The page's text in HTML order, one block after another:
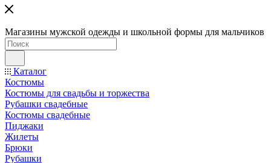
Магазины мужской одежды и школьной формы для мальчиков
Каталог
Костюмы
Костюмы для свадьбы и торжества
Рубашки свадебные
Костюмы свадебные
Пиджаки
Жилеты
Брюки
Рубашки